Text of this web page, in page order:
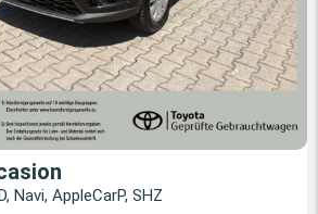
Navi, AppleCarP, SHZ